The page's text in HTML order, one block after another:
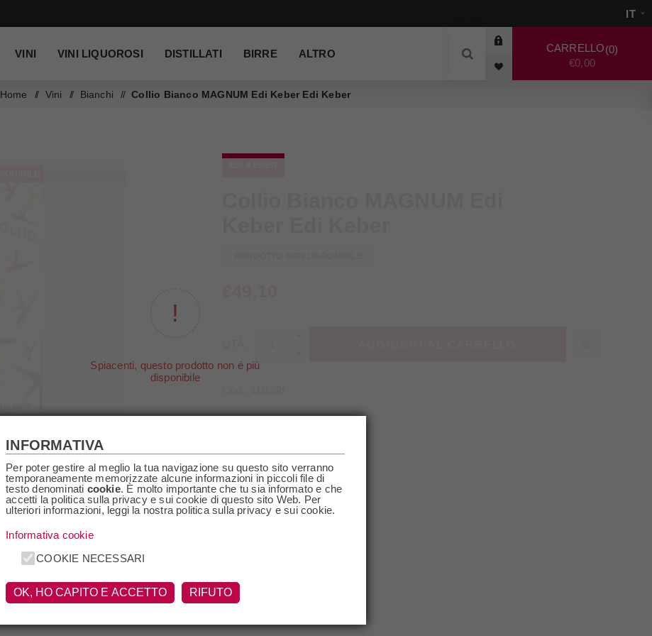
VINI VINI LIQUOROSI DISTILLATI BIRRE ALTRO CARRELLO 0
€0,00
Home / Vini / Bianchi / Collio Bianco MAGNUM Edi Keber Edi Keber
Spiacenti, questo prodotto non é più
disponibile
Regione
Friuli
Filosofia
Magnum
SPECIFICHE
INFORMATIVA
Per poter gestire al meglio la tua navigazione su questo sito verranno
temporaneamente memorizzate alcune informazioni in piccoli file di
testo denominati cookie. È molto importante che tu sia informato e che
accetti la politica sulla privacy e sui cookie di questo sito Web. Per
ulteriori informazioni, leggi la nostra politica sulla privacy e sui cookie.
Informativa cookie
COOKIE NECESSARI
OK, HO CAPITO E ACCETTO RIFUTO